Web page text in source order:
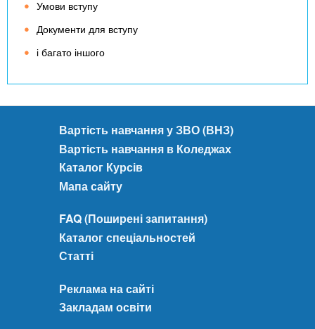
Умови вступу
Документи для вступу
і багато іншого
Вартість навчання у ЗВО (ВНЗ)
Вартість навчання в Коледжах
Каталог Курсів
Мапа сайту
FAQ (Поширені запитання)
Каталог спеціальностей
Статті
Реклама на сайті
Закладам освіти